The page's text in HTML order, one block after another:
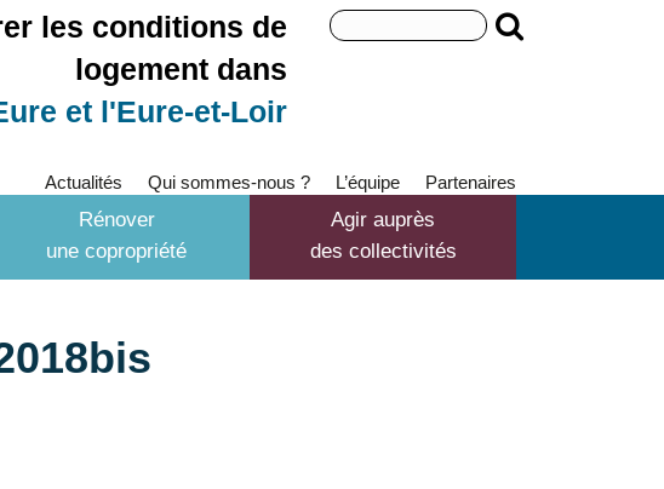
les conditions de
logement dans
et l'Eure-et-Loir
Search
for:
Actualités Qui sommes-nous ? L’équipe Partenaires
Rénover
une copropriété
Agir auprès
des collectivités